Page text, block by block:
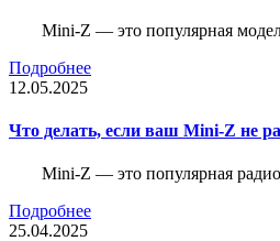
Mini-Z — это популярная
Подробнее
12.05.2025
Что делать, если ваш Mini-Z не
Mini-Z — это популярная
Подробнее
25.04.2025